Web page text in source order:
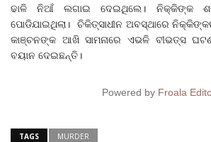
ଢାଳି ନିଆଁ ଲଗାଇ ଦେଇଥିଲେ। ନିକ୍କିଙ୍କ
ପୋଡିଯାଇଥିଲା। ଚିକିତ୍ସାଧୀନ ଅବସ୍ଥାରେ
କାଞ୍ଚନଙ୍କ ଆଖି ସାମନାରେ ଏଭଳି ବୀଭତ୍ସ
ବୟାନ ଦେଇଛନ୍ତି।
Powered by Froala
TAGS MURDER